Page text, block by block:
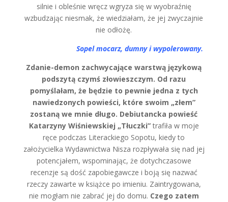
silnie i obleśnie wręcz wgryza się w wyobraźnię
wzbudzając niesmak, że wiedziałam, że jej zwyczajnie
nie odłożę.
Sopel mocarz, dumny i wypolerowany.
Zdanie-demon zachwycające warstwą językową
podszytą czymś złowieszczym. Od razu
pomyślałam, że będzie to pewnie jedna z tych
nawiedzonych powieści, które swoim „złem”
zostaną we mnie długo. Debiutancka powieść
Katarzyny Wiśniewskiej „Tłuczki”trafiła w moje
ręce podczas Literackiego Sopotu, kiedy to
założycielka Wydawnictwa Nisza rozpływała się nad jej
potencjałem, wspominając, że dotychczasowe
recenzje są dość zapobiegawcze i boją się nazwać
rzeczy zawarte w książce po imieniu. Zaintrygowana,
nie mogłam nie zabrać jej do domu. Czego zatem